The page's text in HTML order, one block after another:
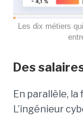
Les dix métiers
Des
En parallèle,
L’ingénieur